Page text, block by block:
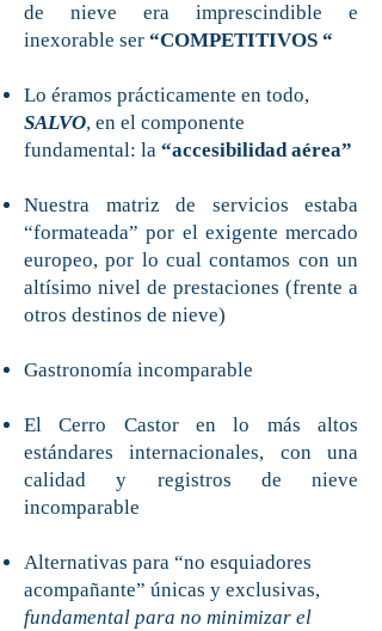
de nieve era imprescindible e
inexorable ser “COMPETITIVOS “
Lo éramos prácticamente en todo,
SALVO, en el componente
fundamental: la “accesibilidad aérea”
Nuestra matriz de servicios estaba
“formateada” por el exigente mercado
europeo, por lo cual contamos con un
altísimo nivel de prestaciones (frente a
otros destinos de nieve)
Gastronomía incomparable
El Cerro Castor en lo más altos
estándares internacionales, con una
calidad y registros de nieve
incomparable
Alternativas para “no esquiadores
acompañante” únicas y exclusivas,
fundamental para no minimizar el